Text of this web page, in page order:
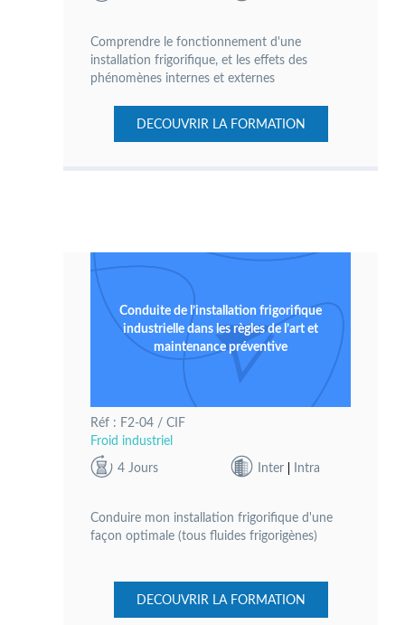
Comprendre le fonctionnement d'une
installation frigorifique, et les effets des
phénomènes internes et externes
DECOUVRIR LA FORMATION
Conduite de l’installation frigorifique
industrielle dans les règles de l’art et
maintenance préventive
Réf : F2-04 / CIF
Froid industriel
4 Jours Inter Intra
Conduire mon installation frigorifique d'une
façon optimale (tous fluides frigorigènes)
DECOUVRIR LA FORMATION